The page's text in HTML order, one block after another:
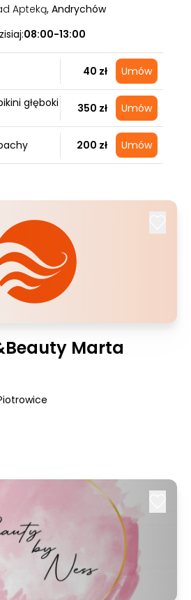
Apteką, Andrychów
08:00-13:00
40 zł Umów
głęboki
350 zł Umów
200 zł Umów
Marta